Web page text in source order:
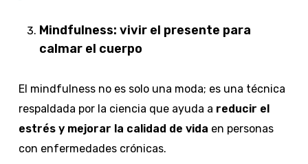
Mindfulness: vivir el presente para
calmar el cuerpo
El mindfulness no es solo una moda; es una técnica
respaldada por la ciencia que ayuda a reducir el
estrés y mejorar la calidad de vida en personas
con enfermedades crónicas.